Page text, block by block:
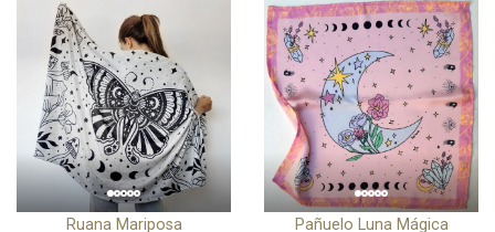
Ruana Mariposa
Pañuelo Luna Mágica